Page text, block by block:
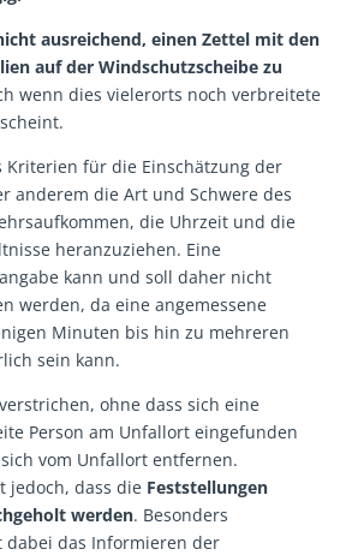
ausreichend, einen Zettel mit den
auf der Windschutzscheibe zu
wenn dies vielerorts noch verbreitete
Kriterien für die Einschätzung der
anderem die Art und Schwere des
die Uhrzeit und die
heranzuziehen. Eine
kann und soll daher nicht
werden, da eine angemessene
Minuten bis hin zu mehreren
sein kann.
ohne dass sich eine
Person am Unfallort eingefunden
vom Unfallort entfernen.
jedoch, dass die Feststellungen
werden. Besonders
dabei das Informieren der